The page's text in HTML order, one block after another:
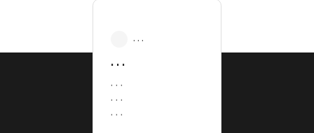
. . .
. . .
. . .
. . .
. . .